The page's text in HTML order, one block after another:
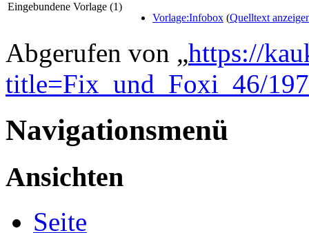
Eingebundene Vorlage (1)
Vorlage:Infobox (Quelltext
Abgerufen von „https://
title=Fix_und_Foxi_46/
Navigationsmenü
Ansichten
Seite